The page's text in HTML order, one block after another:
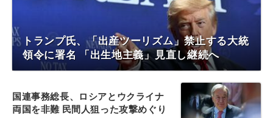
トランプ氏、「出産ツーリズム」禁止する大統
領令に署名 「出生地主義」見直し継続へ
国連事務総長、ロシアとウクライナ
両国を非難 民間人狙った攻撃めぐり